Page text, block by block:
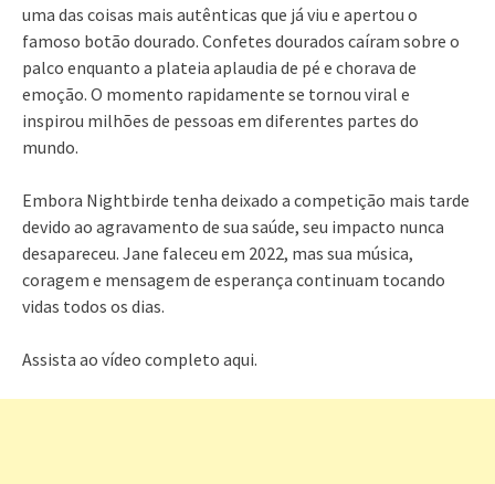
uma das coisas mais autênticas que já viu e apertou o
famoso botão dourado. Confetes dourados caíram sobre o
palco enquanto a plateia aplaudia de pé e chorava de
emoção. O momento rapidamente se tornou viral e
inspirou milhões de pessoas em diferentes partes do
mundo.
Embora Nightbirde tenha deixado a competição mais tarde
devido ao agravamento de sua saúde, seu impacto nunca
desapareceu. Jane faleceu em 2022, mas sua música,
coragem e mensagem de esperança continuam tocando
vidas todos os dias.
Assista ao vídeo completo aqui.